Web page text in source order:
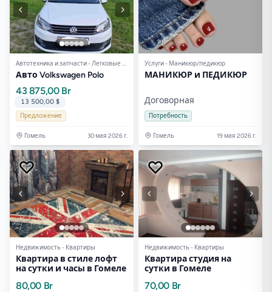
Автотехника и запчасти - Легковые авто
Авто Volkswagen Polo
43 875,00 Br
13 500,00 $
Предложение
Гомель 30 мая 2026 г.
Услуги - Маникюр/педикюр
МАНИКЮР и ПЕДИКЮР
Договорная
Потребность
Гомель 19 мая 2026 г.
Недвижимость - Квартиры
Квартира в стиле лофт
на сутки и часы в Гомеле
80,00 Br
Недвижимость - Квартиры
Квартира студия на
сутки в Гомеле
70,00 Br